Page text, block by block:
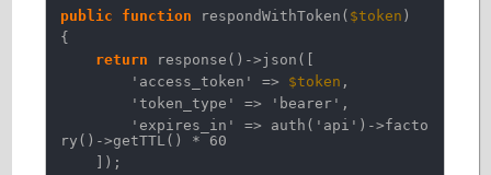
public function respondWithToken( $token )
{
return
response()->json([
'access_token'
=> $token ,
'token_type'
=> 'bearer' ,
'expires_in'
=> auth( 'api' )->facto
ry()->getTTL() * 60
]);